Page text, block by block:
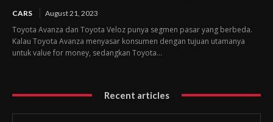
CARS August 21, 2023
Toyota Avanza dan Toyota Veloz punya segmen pasar yang berbeda.
Kalau Toyota Avanza menyasar konsumen dengan tujuan utamanya
untuk value for money, sedangkan Toyota...
Recent articles